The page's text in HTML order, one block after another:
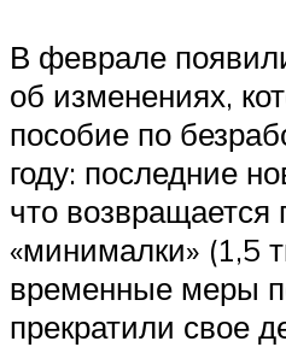
В феврале
об изменениях,
пособие по
году: последние
что
«минималки» (1,5
временные меры
прекратили свое